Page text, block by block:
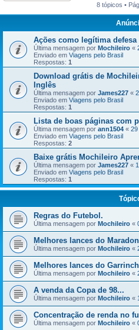
8 tópicos •
Ações como legítima
Última mensagem por Mochileiro «
Enviado em Viagens pelo Brasil
Respostas: 1
Download grátis de
Inglês
Última mensagem por James227 «
Enviado em Viagens pelo Brasil
Respostas: 1
Lista de boas páginas com
Última mensagem por ann1504 « 29
Enviado em Viagens pelo Brasil
Respostas: 2
Baixe grátis Mochileiro
Última mensagem por James227 «
Enviado em Viagens pelo Brasil
Respostas: 1
Regras do Futebol.
Última mensagem por Mochileiro «
Melhores lances do
Última mensagem por Mochileiro «
Melhores lances do
Última mensagem por Mochileiro «
A venda da Copa de 98...
Última mensagem por Mochileiro «
Concentração de renda no
Última mensagem por Mochileiro «